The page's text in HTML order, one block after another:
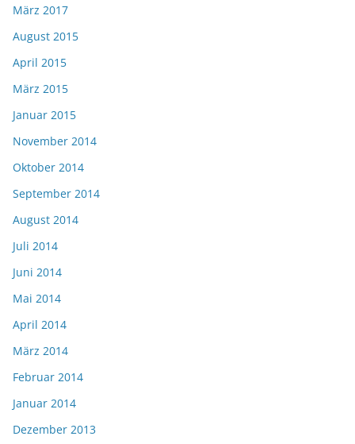
März 2017
August 2015
April 2015
März 2015
Januar 2015
November 2014
Oktober 2014
September 2014
August 2014
Juli 2014
Juni 2014
Mai 2014
April 2014
März 2014
Februar 2014
Januar 2014
Dezember 2013